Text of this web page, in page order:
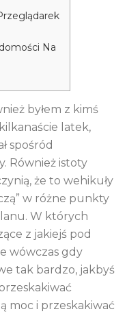
Na
byłem z kimś
latek,
spośród
Również istoty
że to wehikuły
w różne punkty
W których
z jakiejś pod
wówczas gdy
tak bardzo, jakbyś
moc i przeskakiwać